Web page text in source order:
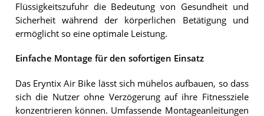
Flüssigkeitszufuhr die Bedeutung von Gesundheit und
Sicherheit während der körperlichen Betätigung und
ermöglicht so eine optimale Leistung.
Einfache Montage für den sofortigen Einsatz
Das Eryntix Air Bike lässt sich mühelos aufbauen, so dass
sich die Nutzer ohne Verzögerung auf ihre Fitnessziele
konzentrieren können. Umfassende Montageanleitungen